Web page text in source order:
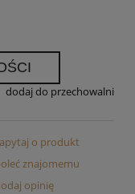
dodaj do przechowalni
o produkt
znajomemu
opinię